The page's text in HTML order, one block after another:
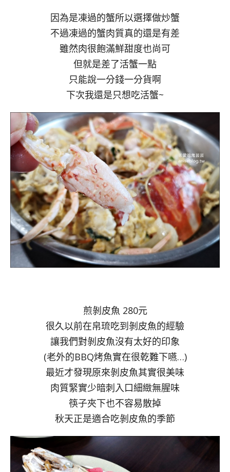
因為是凍過的蟹所以選擇做炒蟹
不過凍過的蟹肉質真的還是有差
雖然肉很飽滿鮮甜度也尚可
但就是差了活蟹一點
只能說一分錢一分貨啊
下次我還是只想吃活蟹~
煎剝皮魚 280元
很久以前在帛琉吃到剝皮魚的經驗
讓我們對剝皮魚沒有太好的印象
(老外的BBQ烤魚實在很乾難下嚥…)
最近才發現原來剝皮魚其實很美味
肉質緊實少暗刺入口細緻無腥味
筷子夾下也不容易散掉
秋天正是適合吃剝皮魚的季節